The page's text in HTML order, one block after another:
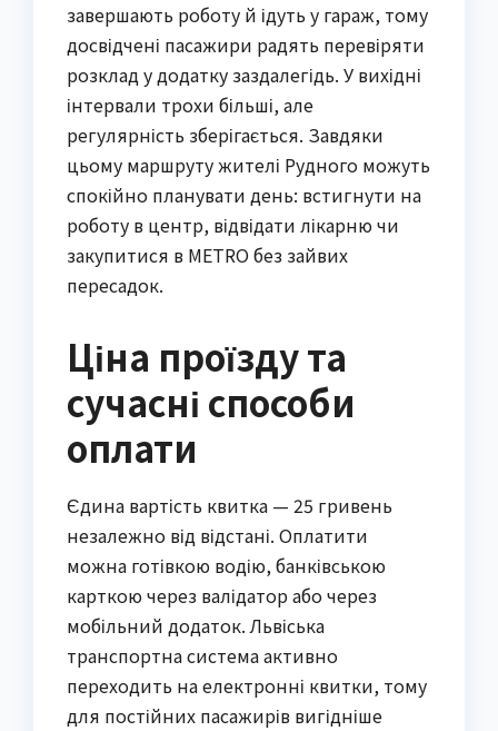
завершають роботу й ідуть у гараж, тому
досвідчені пасажири радять перевіряти
розклад у додатку заздалегідь. У вихідні
інтервали трохи більші, але
регулярність зберігається. Завдяки
цьому маршруту жителі Рудного можуть
спокійно планувати день: встигнути на
роботу в центр, відвідати лікарню чи
закупитися в METRO без зайвих
пересадок.
Ціна проїзду та
сучасні способи
оплати
Єдина вартість квитка — 25 гривень
незалежно від відстані. Оплатити
можна готівкою водію, банківською
карткою через валідатор або через
мобільний додаток. Львіська
транспортна система активно
переходить на електронні квитки, тому
для постійних пасажирів вигідніше